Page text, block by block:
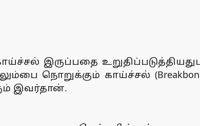
இருப்பதை
நொறுக்கும் காய்ச்சல் (Breakbon
இவர்தான்.